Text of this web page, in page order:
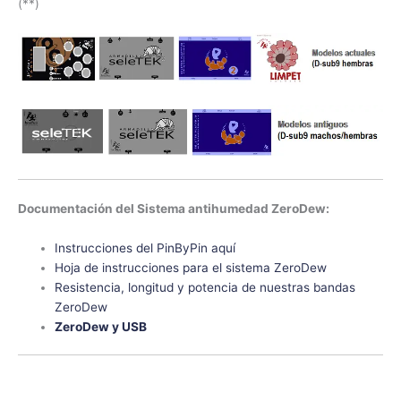
(**)
Documentación del Sistema antihumedad ZeroDew:
Instrucciones del PinByPin aquí
Hoja de instrucciones para el sistema ZeroDew
Resistencia, longitud y potencia de nuestras bandas
ZeroDew
ZeroDew y USB